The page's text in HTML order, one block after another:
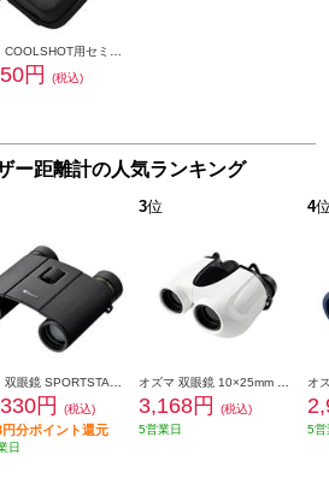
円
(税込)
ー距離計の人気ランキング
円 (税込)
円分ポイント還元
日
3位
3,168円
(税込)
5営業日
4
5営